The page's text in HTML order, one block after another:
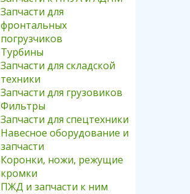
Запчасти для
фронтальных
погрузчиков
Турбины
Запчасти для складской
техники
Запчасти для грузовиков
Фильтры
Запчасти для спецтехники
Навесное оборудование и
запчасти
Коронки, ножи, режущие
кромки
ПЖД и запчасти к ним